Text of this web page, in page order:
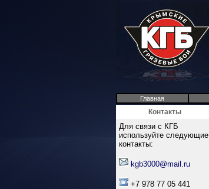
Главная
Контакты
Для связи с КГБ
используйте следующие
контакты:
kgb3000@mail.ru
+7 978 77 05 441